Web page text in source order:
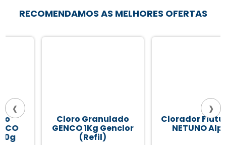
RECOMENDAMOS AS MELHORES OFERTAS
Cloro Granulado
GENCO 1Kg Genclor
Clorador Flutuante
NETUNO Alpha
‹ ›